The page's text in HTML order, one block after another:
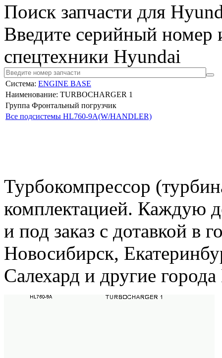
Поиск запчасти для
Введите серийный номер
спецтехники Hyundai
Система: ENGINE BASE
Наименование: TURBOCHARGER 1
Группа Фронтальный погрузчик
Все подсистемы HL760-9A(W/HANDLER)
Турбокомпрессор
комплектацией. Каждую
и под заказ с дотавкой в
Новосибирск,
Салехард и другие